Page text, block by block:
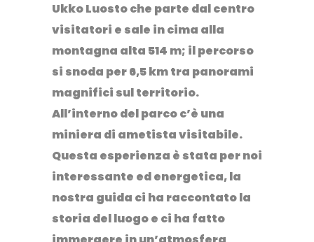
Ukko Luosto che parte dal centro
visitatori e sale in cima alla
montagna alta 514 m; il percorso
si snoda per 6,5 km tra panorami
magnifici sul territorio.
All’interno del parco c’è una
miniera di ametista visitabile.
Questa esperienza è stata per noi
interessante ed energetica, la
nostra guida ci ha raccontato la
storia del luogo e ci ha fatto